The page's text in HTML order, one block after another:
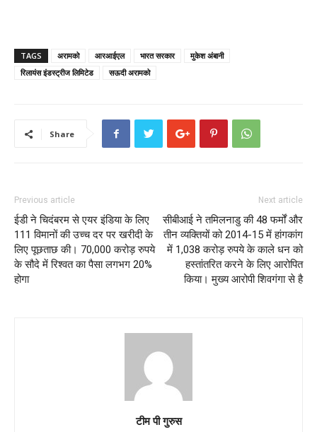
TAGS अरामको आरआईएल भारत सरकार
मुकेश अंबानी
रिलायंस इंडस्ट्रीज लिमिटेड
सऊदी अरामको
Share
Previous article
ईडी ने चिदंबरम से एयर इंडिया के लिए
111 विमानों की उच्च दर पर खरीदी के
लिए पूछताछ की। 70,000 करोड़ रुपये
के सौदे में रिश्वत का पैसा लगभग 20%
होगा
Next article
सीबीआई ने तमिलनाडु की 48 फर्मों और
तीन व्यक्तियों को 2014-15 में हांगकांग
में 1,038 करोड़ रुपये के काले धन को
हस्तांतरित करने के लिए आरोपित
किया। मुख्य आरोपी शिवगंगा से है
टीम पी गुरुस